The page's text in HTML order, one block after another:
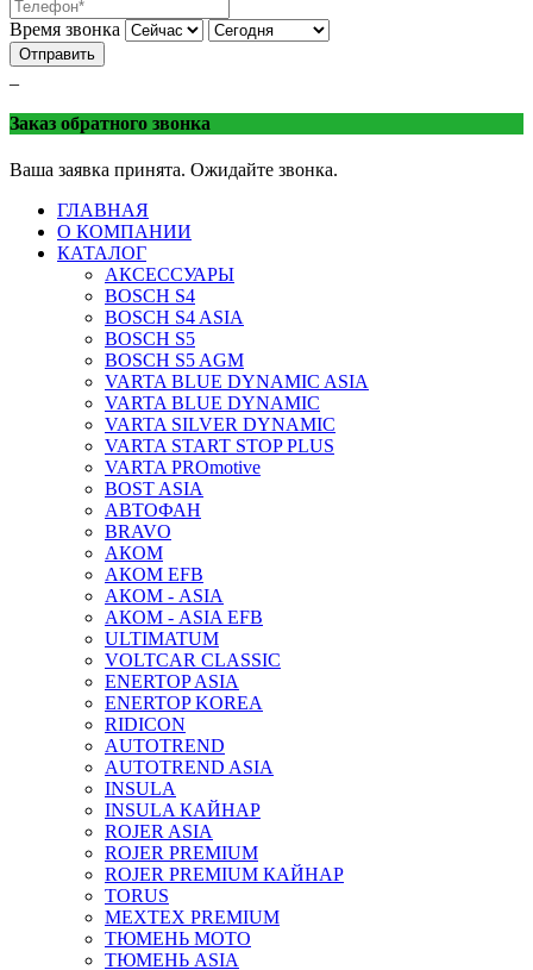
Время звонка
Отправить
Заказ обратного звонка
Ваша заявка принята. Ожидайте звонка.
ГЛАВНАЯ
О КОМПАНИИ
КАТАЛОГ
АКСЕССУАРЫ
BOSCH S4
BOSCH S4 ASIA
BOSCH S5
BOSCH S5 AGM
VARTA BLUE DYNAMIC ASIA
VARTA BLUE DYNAMIC
VARTA SILVER DYNAMIC
VARTA START STOP PLUS
VARTA PROmotive
BOST ASIA
АВТОФАН
BRAVO
АКОМ
АКОМ EFB
АКОМ - ASIA
АКОМ - ASIA EFB
ULTIMATUM
VOLTCAR CLASSIC
ENERTOP ASIA
ENERTOP KOREA
RIDICON
AUTOTREND
AUTOTREND ASIA
INSULA
INSULA КАЙНАР
ROJER ASIA
ROJER PREMIUM
ROJER PREMIUM КАЙНАР
TORUS
MEXTEX PREMIUM
ТЮМЕНЬ МОТО
ТЮМЕНЬ ASIA